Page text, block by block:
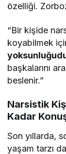
özelliği.
“Bir kişide
koyabilmek
başkalarını
beslenir.”
Narsistik
Kadar
Son yıllarda,
yaşam tarzı